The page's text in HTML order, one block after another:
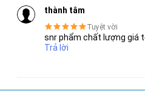
thành tâm
Tuyệt vời
snr phẩm chất lượng giá
Trả lời